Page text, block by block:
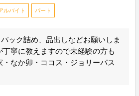
ルバイト パート
ック詰め、品出しなどお願いしま
寧に教えますので未経験の方も
なか卯・ココス・ジョリーパス